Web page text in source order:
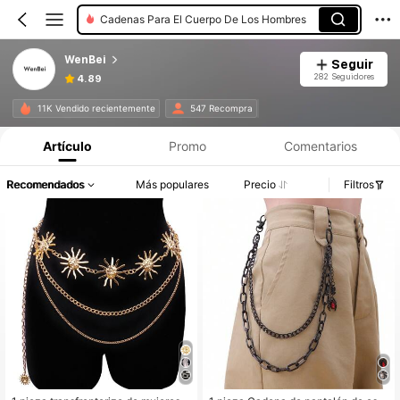
Cadenas Para El Cuerpo De Los Hombres
WenBei
4.89
Seguir
282 Seguidores
11K Vendido recientemente 547 Recompra
Artículo Promo Comentarios
Recomendados Más populares Precio Filtros